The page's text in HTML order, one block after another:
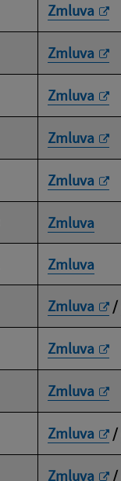
Zmluva
Zmluva
Zmluva
Zmluva
Zmluva
Zmluva
Zmluva
Zmluva /
Zmluva
Zmluva
Zmluva /
Zmluva /